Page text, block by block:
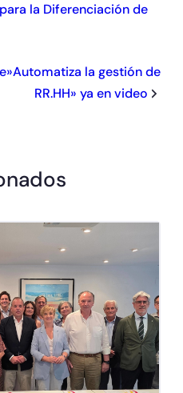
la Diferenciación de
la gestión de
RR.HH» ya en video